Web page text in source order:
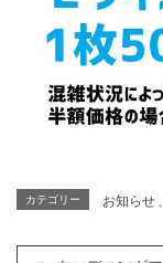
カテゴリー お知らせ 、